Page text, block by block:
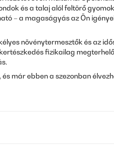
és a talaj alól feltörő
– a magaságyás az Ön
növénytermesztők és az
fizikailag
már ebben a szezonban